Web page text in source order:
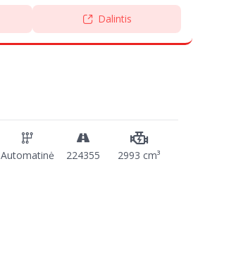
Dalintis
Automatinė 224355 2993 cm³